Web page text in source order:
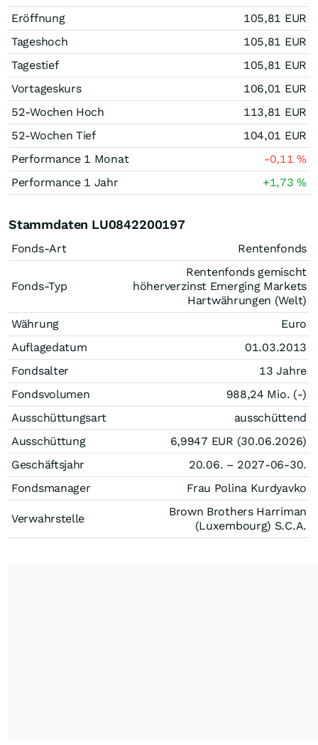
Eröffnung
105,81 EUR
Tageshoch
105,81 EUR
Tagestief
105,81 EUR
Vortageskurs
106,01 EUR
52-Wochen Hoch
113,81 EUR
52-Wochen Tief
104,01 EUR
Performance 1 Monat
-0,11%
Performance 1 Jahr
+1,73%
Stammdaten LU0842200197
Fonds-Art Rentenfonds
Fonds-Typ
Rentenfonds gemischt
höherverzinst Emerging Markets
Hartwährungen (Welt)
Währung
Euro
Auflagedatum
01.03.2013
Fondsalter
13 Jahre
Fondsvolumen
988,24 Mio. (-)
Ausschüttungsart
ausschüttend
Ausschüttung
6,9947 EUR (30.06.2026)
Geschäftsjahr
20.06. – 2027-06-30.
Fondsmanager
Frau Polina Kurdyavko
Verwahrstelle
Brown Brothers Harriman
(Luxembourg) S.C.A.